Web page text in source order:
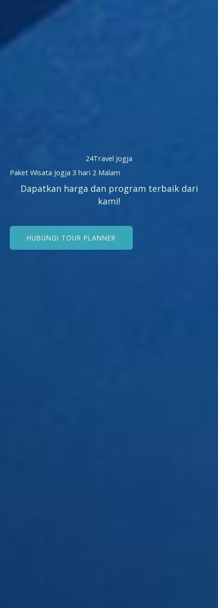
24Travel Jogja
Paket Wisata Jogja 3 hari 2 Malam
Dapatkan harga dan program terbaik dari
kami!
HUBUNGI TOUR PLANNER